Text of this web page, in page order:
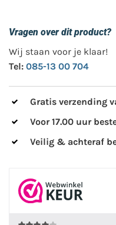
Vragen over dit product?
Wij staan voor je klaar!
Tel: 085-13 00 704
Gratis verzending
Voor 17.00 uur
Veilig & achteraf